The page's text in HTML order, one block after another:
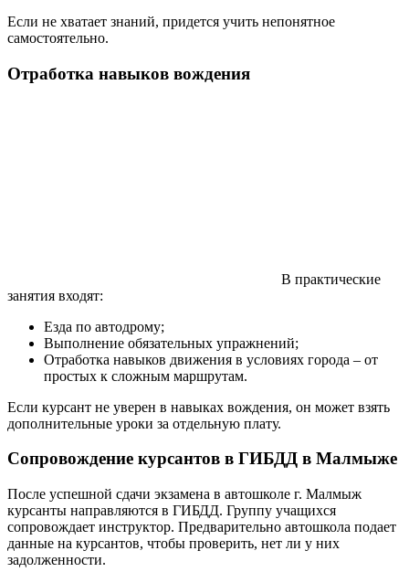
Если не хватает знаний, придется учить непонятное
самостоятельно.
Отработка навыков вождения
В практические
занятия входят:
Езда по автодрому;
Выполнение обязательных упражнений;
Отработка навыков движения в условиях города – от
простых к сложным маршрутам.
Если курсант не уверен в навыках вождения, он может взять
дополнительные уроки за отдельную плату.
Сопровождение курсантов в ГИБДД в Малмыже
После успешной сдачи экзамена в автошколе г. Малмыж
курсанты направляются в ГИБДД. Группу учащихся
сопровождает инструктор. Предварительно автошкола подает
данные на курсантов, чтобы проверить, нет ли у них
задолженности.